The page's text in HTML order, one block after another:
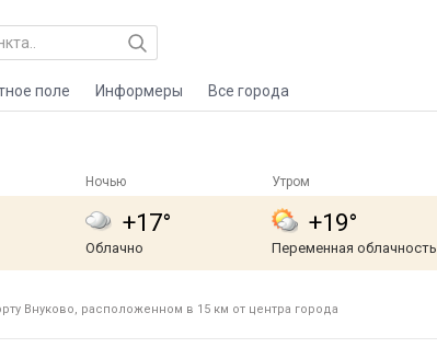
поле Информеры Все города
Ночью
+17°
Облачно
Утром
+19°
Переменная облачность
Внуково, расположенном в 15 км от центра города